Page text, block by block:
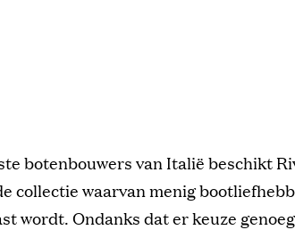
botenbouwers van Italië beschikt
collectie waarvan menig
wordt. Ondanks dat er keuze